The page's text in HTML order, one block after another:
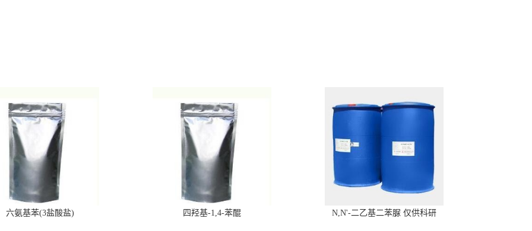
六氨基苯(3盐酸盐) 四羟基-1,4-苯醌 N,N'-二乙基二苯脲 仅供科研